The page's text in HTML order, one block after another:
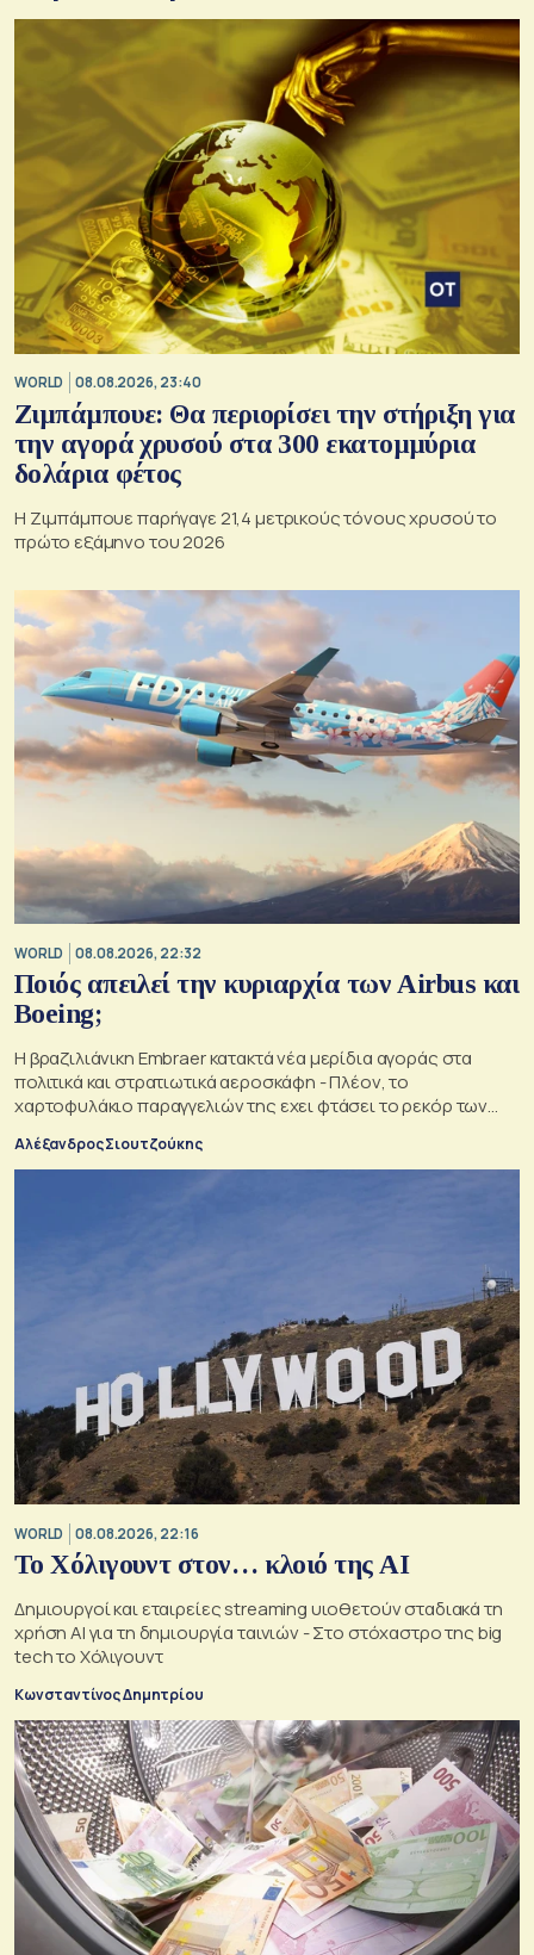
WORLD 08.08.2026, 23:40
Ζιμπάμπουε: Θα περιορίσει την στήριξη για
την αγορά χρυσού στα 300 εκατομμύρια
δολάρια φέτος
Η Ζιμπάμπουε παρήγαγε 21,4 μετρικούς τόνους χρυσού το
πρώτο εξάμηνο του 2026
WORLD 08.08.2026, 22:32
Ποιός απειλεί την κυριαρχία των Airbus και
Boeing;
Η βραζιλιάνικη Embraer κατακτά νέα μερίδια αγοράς στα
πολιτικά και στρατιωτικά αεροσκάφη - Πλέον, το
χαρτοφυλάκιο παραγγελιών της εχει φτάσει το ρεκόρ των
34,5 δισ. δολαρίων
Αλέξανδρος Σιουτζούκης
WORLD 08.08.2026, 22:16
Το Χόλιγουντ στον… κλοιό της AI
Δημιουργοί και εταιρείες streaming υιοθετούν σταδιακά τη
χρήση AI για τη δημιουργία ταινιών - Στο στόχαστρο της big
tech το Χόλιγουντ
Κωνσταντίνος Δημητρίου